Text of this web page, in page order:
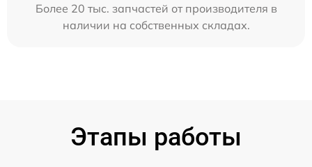
Более 20 тыс. запчастей от производителя в
наличии на собственных складах.
Этапы работы